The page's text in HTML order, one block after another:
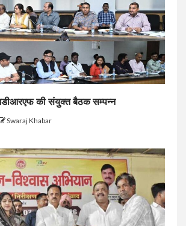
की संयुक्त बैठक सम्पन्न
Swaraj Khabar